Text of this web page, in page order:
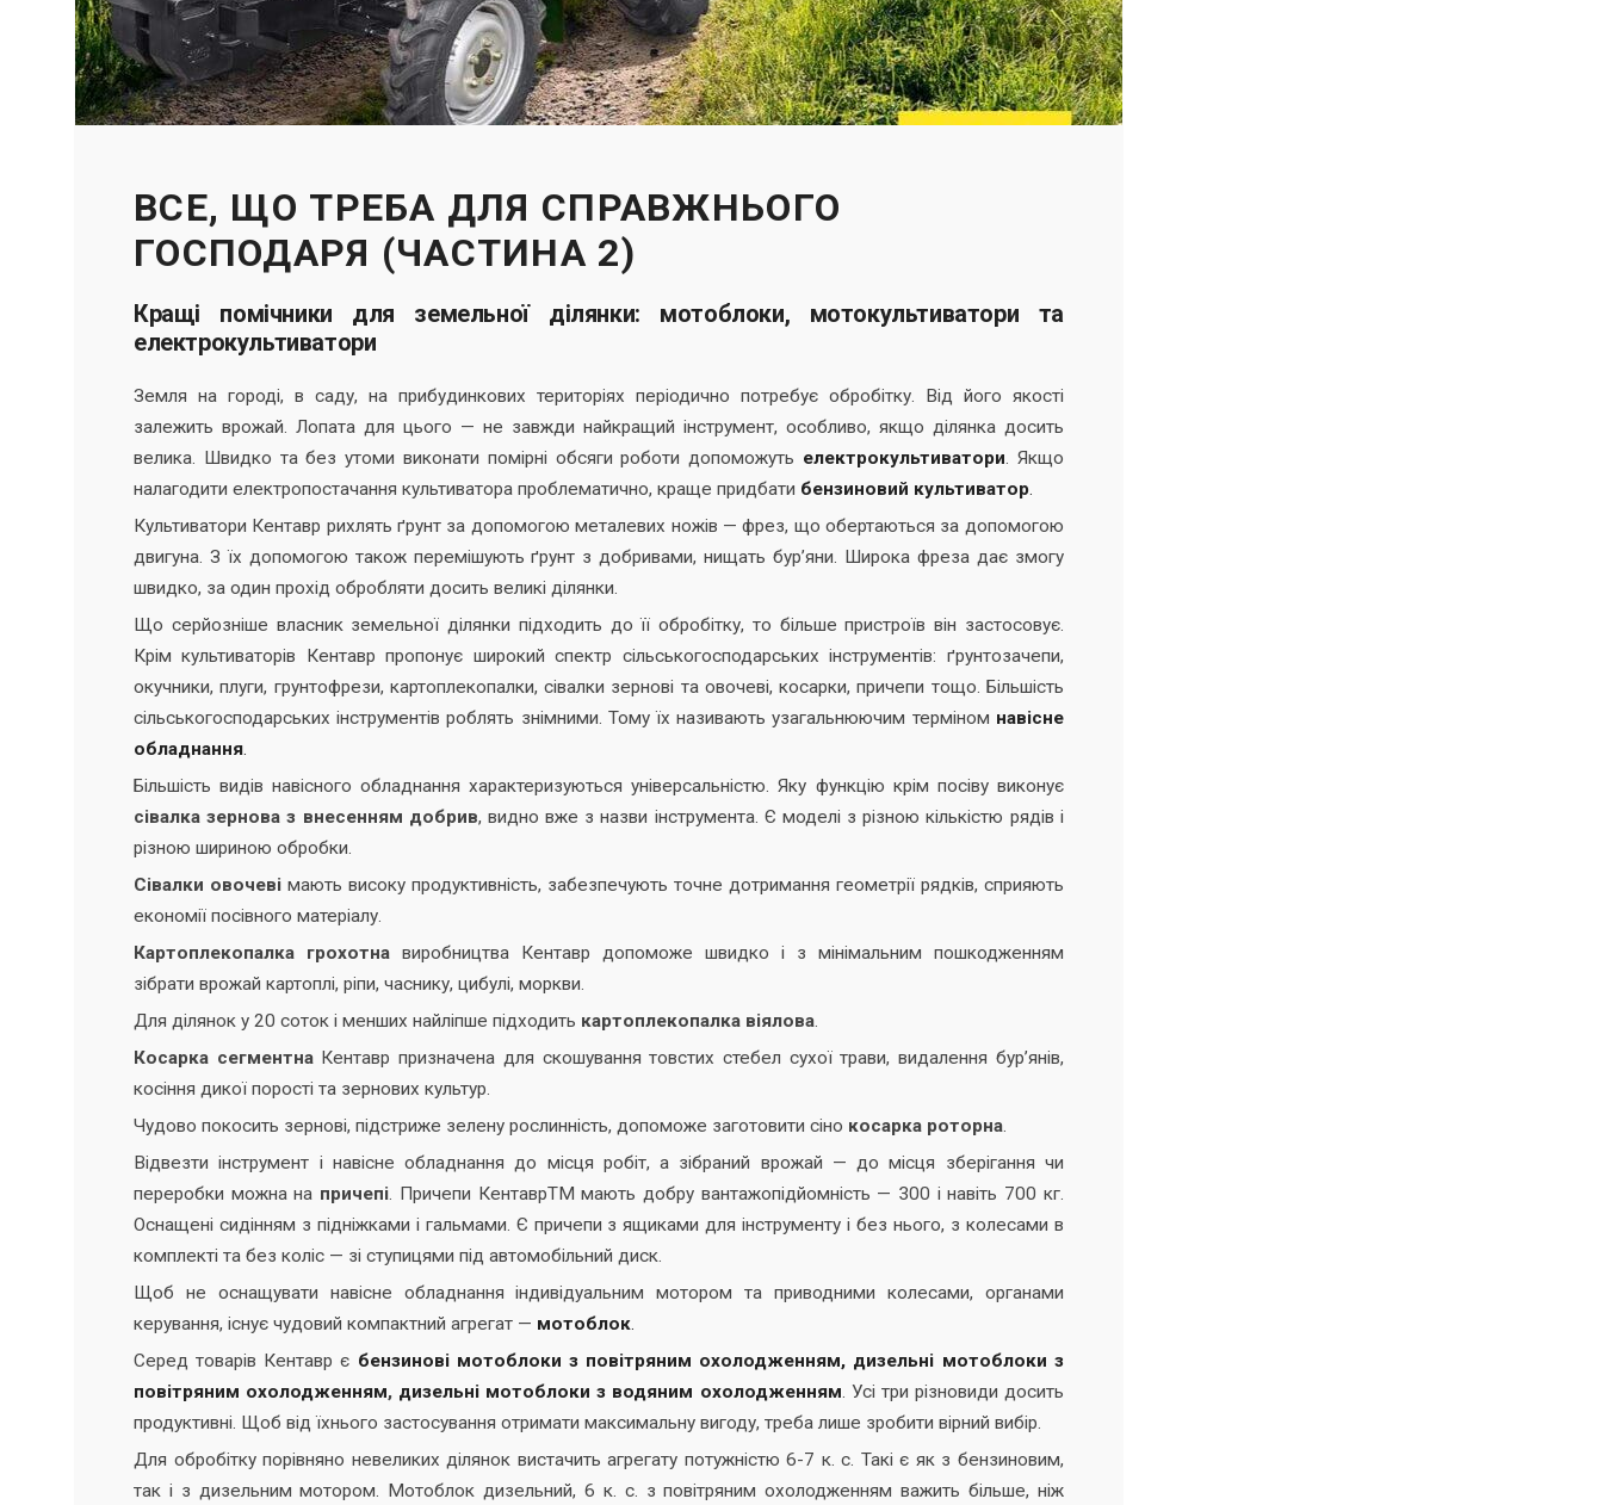
ВСЕ, ЩО ТРЕБА ДЛЯ СПРАВЖНЬОГО
ГОСПОДАРЯ (ЧАСТИНА 2)
Кращі помічники для земельної ділянки: мотоблоки, мотокультиватори та
електрокультиватори
Земля на городі, в саду, на прибудинкових територіях періодично потребує обробітку. Від його якості
залежить врожай. Лопата для цього — не завжди найкращий інструмент, особливо, якщо ділянка досить
велика. Швидко та без утоми виконати помірні обсяги роботи допоможуть електрокультиватори. Якщо
налагодити електропостачання культиватора проблематично, краще придбати бензиновий культиватор.
Культиватори Кентавр рихлять ґрунт за допомогою металевих ножів — фрез, що обертаються за допомогою
двигуна. З їх допомогою також перемішують ґрунт з добривами, нищать бур’яни. Широка фреза дає змогу
швидко, за один прохід обробляти досить великі ділянки.
Що серйозніше власник земельної ділянки підходить до її обробітку, то більше пристроїв він застосовує.
Крім культиваторів Кентавр пропонує широкий спектр сільськогосподарських інструментів: ґрунтозачепи,
окучники, плуги, грунтофрези, картоплекопалки, сівалки зернові та овочеві, косарки, причепи тощо. Більшість
сільськогосподарських інструментів роблять знімними. Тому їх називають узагальнюючим терміном навісне
обладнання.
Більшість видів навісного обладнання характеризуються універсальністю. Яку функцію крім посіву виконує
сівалка зернова з внесенням добрив, видно вже з назви інструмента. Є моделі з різною кількістю рядів і
різною шириною обробки.
Сівалки овочевімають високу продуктивність, забезпечують точне дотримання геометрії рядків, сприяють
економії посівного матеріалу.
Картоплекопалка грохотнавиробництва Кентавр допоможе швидко і з мінімальним пошкодженням
зібрати врожай картоплі, ріпи, часнику, цибулі, моркви.
Для ділянок у 20 соток і менших найліпше підходить картоплекопалка віялова.
Косарка сегментнаКентавр призначена для скошування товстих стебел сухої трави, видалення бур’янів,
косіння дикої порості та зернових культур.
Чудово покосить зернові, підстриже зелену рослинність, допоможе заготовити сіно косарка роторна.
Відвезти інструмент і навісне обладнання до місця робіт, а зібраний врожай — до місця зберігання чи
переробки можна на причепі. Причепи КентаврТМ мають добру вантажопідйомність — 300 і навіть 700 кг.
Оснащені сидінням з підніжками і гальмами. Є причепи з ящиками для інструменту і без нього, з колесами в
комплекті та без коліс — зі ступицями під автомобільний диск.
Щоб не оснащувати навісне обладнання індивідуальним мотором та приводними колесами, органами
керування, існує чудовий компактний агрегат — мотоблок.
Серед товарів Кентавр є бензинові мотоблоки з повітряним охолодженням, дизельні мотоблоки з
повітряним охолодженням, дизельні мотоблоки з водяним охолодженням. Усі три різновиди досить
продуктивні. Щоб від їхнього застосування отримати максимальну вигоду, треба лише зробити вірний вибір.
Для обробітку порівняно невеликих ділянок вистачить агрегату потужністю 6-7 к. с. Такі є як з бензиновим,
так і з дизельним мотором. Мотоблок дизельний, 6 к. с. з повітряним охолодженням важить більше, ніж